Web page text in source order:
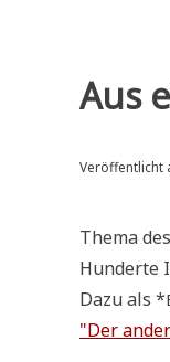
Aus
Veröffentlicht
The­ma
Hun­der­te
Dazu als *
"Der